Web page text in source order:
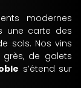
modernes
une carte des
sols. Nos vins
de galets
s’étend sur